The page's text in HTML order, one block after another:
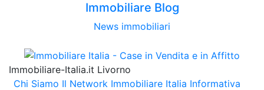
Immobiliare Blog
News immobiliari
Immobiliare-Italia.it Livorno
Chi Siamo Il Network Immobiliare Italia Informativa